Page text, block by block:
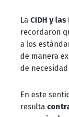
La CIDH y
recordaron
a los
de manera
de
En este
resulta